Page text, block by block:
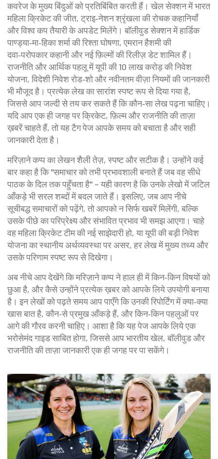
कवरेज के मुख्य बिंदुओं को प्रतिबिंबित करती हैं। खेल सेक्शन में भारत
महिला क्रिकेट की जीत, ट्राइ‑नेशन श्रृंखला की रोचक कहानियाँ
और विश्व कप तैयारी के अपडेट मिलेंगे। बॉलीवुड सेक्शन में हार्डिक
पाण्ड्या‑मा‑हिका शर्मा की रिश्ता घोषणा, एमरान हैशमी की
दवा‑परोपकार कहानी और नई फ़िल्मों की रिलीज़ डेट शामिल हैं।
राजनीति और आर्थिक पहलू में यूपी की 10 लाख करोड़ की निवेश
योजना, विदेशी निवेश रोड‑शो और नवीनतम वीज़ा नियमों की जानकारी
भी मौजूद है। प्रत्येक लेख का सारांश स्पष्ट रूप से दिया गया है,
जिससे आप जल्दी से तय कर सकते हैं कि कौन‑सा लेख पढ़ना चाहिए।
यदि आप एक ही जगह पर क्रिकेट, फ़िल्म और राजनीति की ताज़ा
ख़बरें चाहते हैं, तो यह टैग पेज आपके समय को बचाता है और सही
जानकारी देता है।
मरिज़ाने कप्प का लेखन शैली तेज़, स्पष्ट और सटीक है। उन्होंने कई
बार कहा है कि "समाचार को तभी प्रभावशाली बनाते हैं जब वह सीधे
पाठक के दिल तक पहुँचता है" – यही कारण है कि उनके लेखो में जटिल
आँकड़े भी सरल शब्दों में बदल जाते हैं। इसलिए, जब आप नीचे
सूचीबद्ध समाचारों को पढ़ेंगे, तो आपको न सिर्फ खबरें मिलेंगी, बल्कि
उसके पीछे का परिप्रेक्ष्य और संभावित प्रभाव भी समझ आएगा। चाहे
वह महिला क्रिकेट टीम की नई साझेदारी हो, या यूपी की बड़ी निवेश
योजना का स्थानीय अर्थव्यवस्था पर असर, हर लेख में मुख्य तथ्य और
उसके परिणाम स्पष्ट रूप से दिखेगा।
अब नीचे आप देखेंगे कि मरिज़ाने कप्प ने हाल ही में किन‑किन विषयों को
छुआ है, और कैसे उन्होंने प्रत्येक ख़बर को आपके लिये उपयोगी बनाया
है। इन लेखों को पढ़ते समय आप पाएँगे कि उनकी रिपोर्टिंग में क्या‑क्या
खास बात है, कौन‑से प्रमुख आँकड़े हैं, और किन‑किन पहलुओं पर
आगे की गौरव करनी चाहिए। आशा है कि यह पेज आपके लिये एक
भरोसेमंद गाइड साबित होगा, जिससे आप भारतीय खेल, बॉलीवुड और
राजनीति की ताज़ा जानकारी एक ही जगह पर पा सकेंगे।